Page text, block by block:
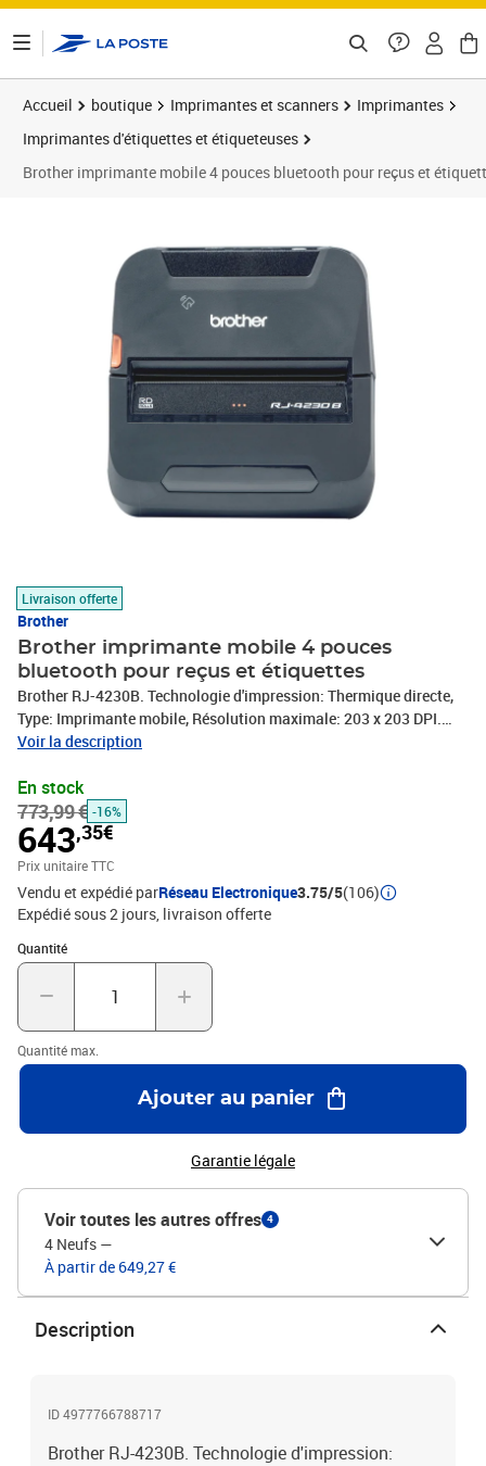
Accueil boutique Imprimantes et scanners
Imprimantes
Imprimantes d'étiquettes et étiqueteuses
Brother imprimante mobile 4 pouces bluetooth pour reçus et
Livraison offerte
Brother
Brother imprimante mobile 4 pouces
bluetooth pour reçus et étiquettes
Brother RJ-4230B. Technologie d'impression: Thermique directe,
Type: Imprimante mobile, Résolution maximale: 203 x 203 DPI.
Diamètre max. du rouleau: 5,8 cm, Largeur de papier supportée: 45
de connectivité: Avec fil &sans fil, Connecteur USB: Mini-USB
Type-B, Profils Bluetooth: GATT, HCRP, OPP, SPP. Mémoire flash: 64
Mo, Capacité de la RAM: 0,256 Go. Couleur du produit: Noir, Type
d'écran: LCD
Voir la description
En stock
773,99 € -16%
643,35€
Prix unitaire TTC
Vendu et expédié parRéseau Electronique3.75/5(106)
Expédié sous 2 jours livraison offerte
Quantité
Quantité : 1
Quantité max.
Ajouter au panier
Garantie légale
Voir toutes les autres offres 4
4 Neufs —
À partir de 649,27 €
Description
ID 4977766788717
Brother RJ-4230B. Technologie d'impression: